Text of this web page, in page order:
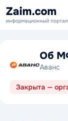
Zaim.com
информационный портал
Об
Аванс
Закрыта —